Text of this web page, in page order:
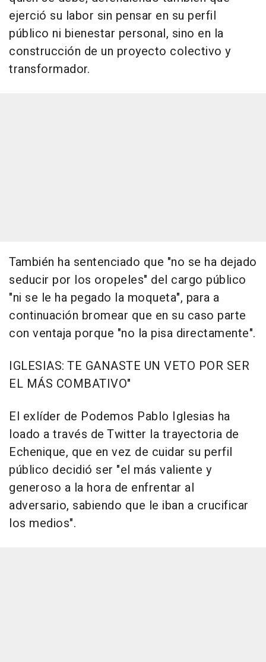
ejerció su labor sin pensar en su perfil
público ni bienestar personal, sino en la
construcción de un proyecto colectivo y
transformador.
También ha sentenciado que "no se ha dejado
seducir por los oropeles" del cargo público
"ni se le ha pegado la moqueta", para a
continuación bromear que en su caso parte
con ventaja porque "no la pisa directamente".
IGLESIAS: TE GANASTE UN VETO POR SER
EL MÁS COMBATIVO"
El exlíder de Podemos Pablo Iglesias ha
loado a través de Twitter la trayectoria de
Echenique, que en vez de cuidar su perfil
público decidió ser "el más valiente y
generoso a la hora de enfrentar al
adversario, sabiendo que le iban a crucificar
los medios".